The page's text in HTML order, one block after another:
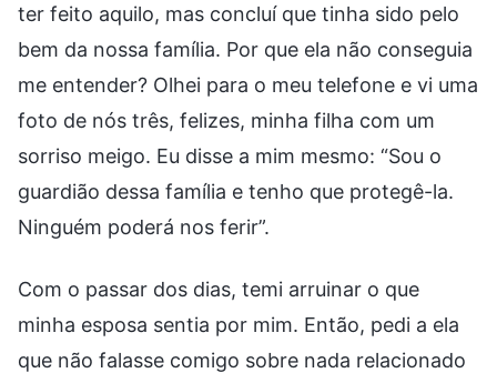
ter feito aquilo, mas concluí que tinha sido pelo
bem da nossa família. Por que ela não conseguia
me entender? Olhei para o meu telefone e vi uma
foto de nós três, felizes, minha filha com um
sorriso meigo. Eu disse a mim mesmo: “Sou o
guardião dessa família e tenho que protegê-la.
Ninguém poderá nos ferir”.
Com o passar dos dias, temi arruinar o que
minha esposa sentia por mim. Então, pedi a ela
que não falasse comigo sobre nada relacionado